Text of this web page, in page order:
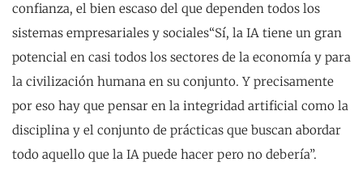
confianza, el bien escaso del que dependen todos los
sistemas empresariales y sociales“Sí, la IA tiene un gran
potencial en casi todos los sectores de la economía y para
la civilización humana en su conjunto. Y precisamente
por eso hay que pensar en la integridad artificial como la
disciplina y el conjunto de prácticas que buscan abordar
todo aquello que la IA puede hacer pero no debería”.